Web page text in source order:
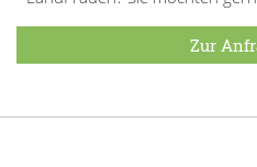
Zur